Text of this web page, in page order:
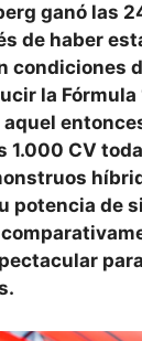
ganó las
de haber
condiciones
la Fórmula
aquel
1.000 CV
potencia de